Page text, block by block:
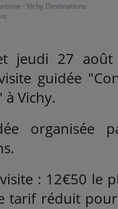
- Vichy Destinations
jeudi 27 août
guidée
Vichy.
organisée
: 12€50 le
tarif réduit